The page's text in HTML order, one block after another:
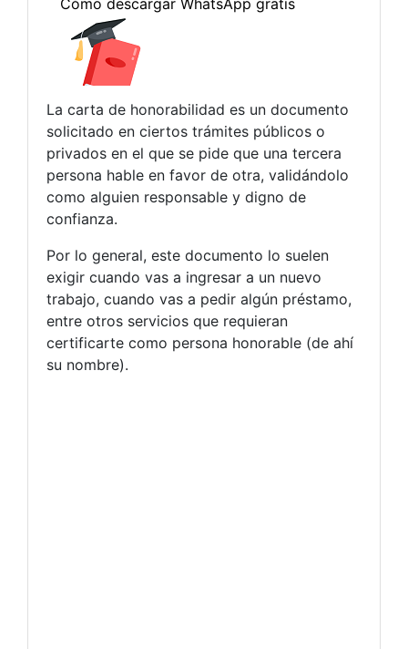
La carta de honorabilidad es un documento
solicitado en ciertos trámites públicos o
privados en el que se pide que una tercera
persona hable en favor de otra, validándolo
como alguien responsable y digno de
confianza.
Por lo general, este documento lo suelen
exigir cuando vas a ingresar a un nuevo
trabajo, cuando vas a pedir algún préstamo,
entre otros servicios que requieran
certificarte como persona honorable (de ahí
su nombre).